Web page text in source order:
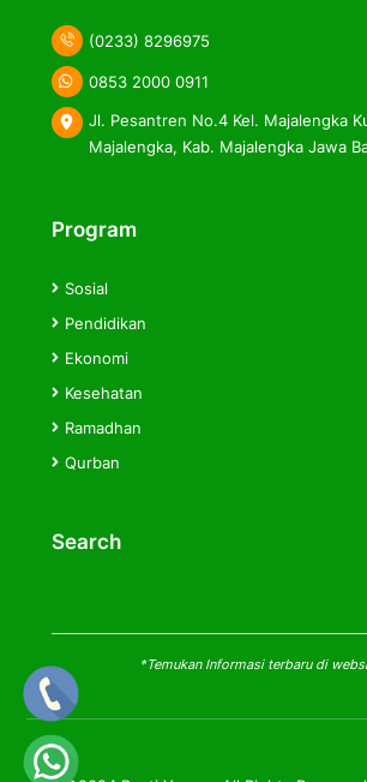
(0233) 8296975
0853 2000 0911
Jl. Pesantren No.4 Kel. Majalengka
Majalengka, Kab. Majalengka Jawa
Program
Sosial
Pendidikan
Ekonomi
Kesehatan
Ramadhan
Qurban
Search
*Temukan Informasi terbaru di